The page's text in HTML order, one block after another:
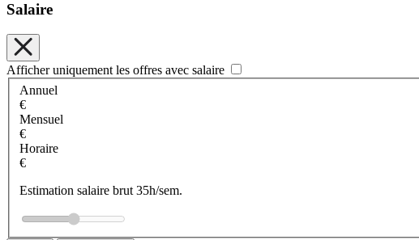
Salaire
Afficher uniquement les offres avec salaire
Annuel
€
Mensuel
€
Horaire
€
Estimation salaire brut 35h/sem.